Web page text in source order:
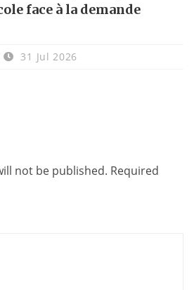
face à la demande
31 Jul 2026
not be published. Required